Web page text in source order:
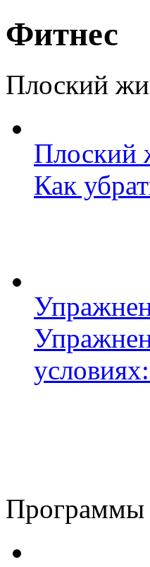
Фитнес
Плоский
Плоский
Как
Программы